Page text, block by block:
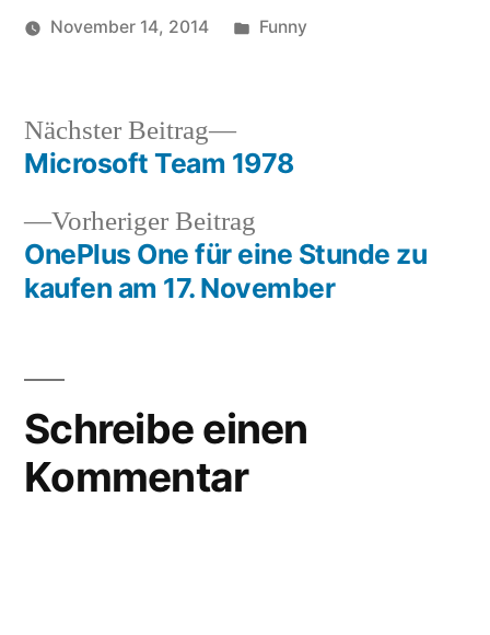
November 14, 2014
Veröffentlicht
Funny
Beitragsnavigation
Vorheriger Beitrag
Beitrag:
OnePlus One für eine Stunde zu
kaufen am 17. November
Nächster Beitrag
Nächster
Beitrag:
Microsoft Team 1978
Schreibe einen
Kommentar